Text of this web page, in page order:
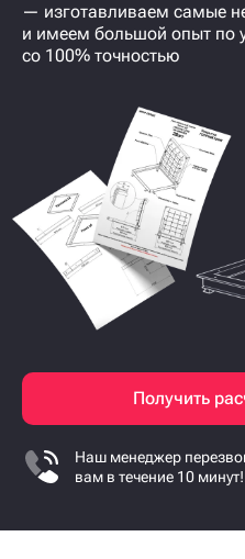
— изготавливаем самые
и имеем большой опыт по
со 100% точностью
Получить
Наш менеджер
вам в течение 10 минут!